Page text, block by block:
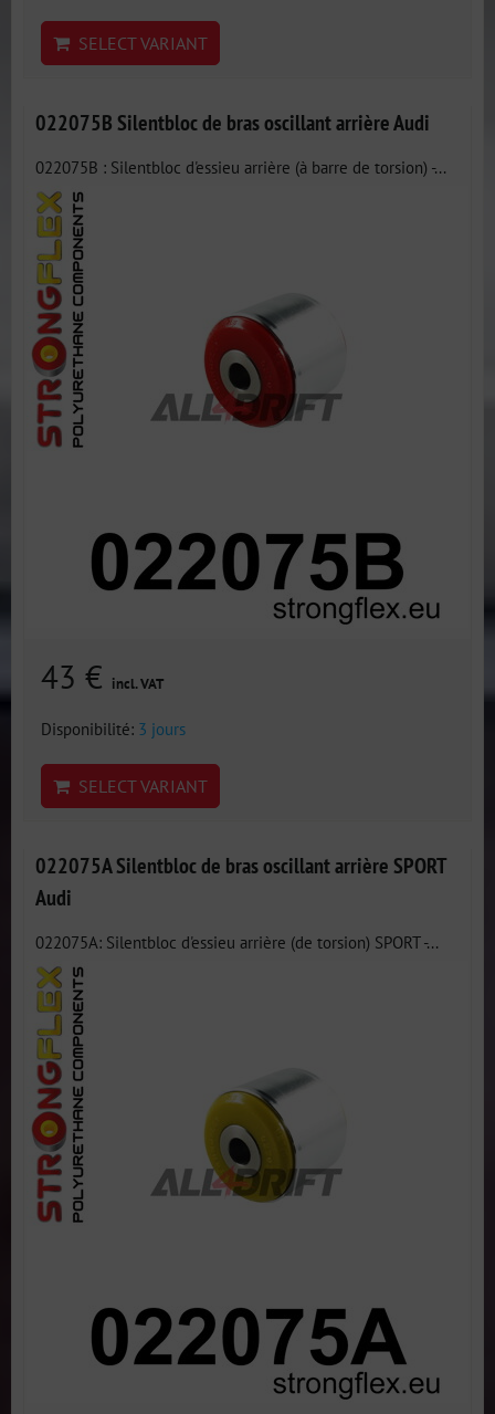
SELECT VARIANT
022075B Silentbloc de bras oscillant arrière Audi
022075B : Silentbloc d'essieu arrière (à barre de torsion) -...
43 € incl. VAT
Disponibilité: 3 jours
SELECT VARIANT
022075A Silentbloc de bras oscillant arrière SPORT
Audi
022075A: Silentbloc d'essieu arrière (de torsion) SPORT -...